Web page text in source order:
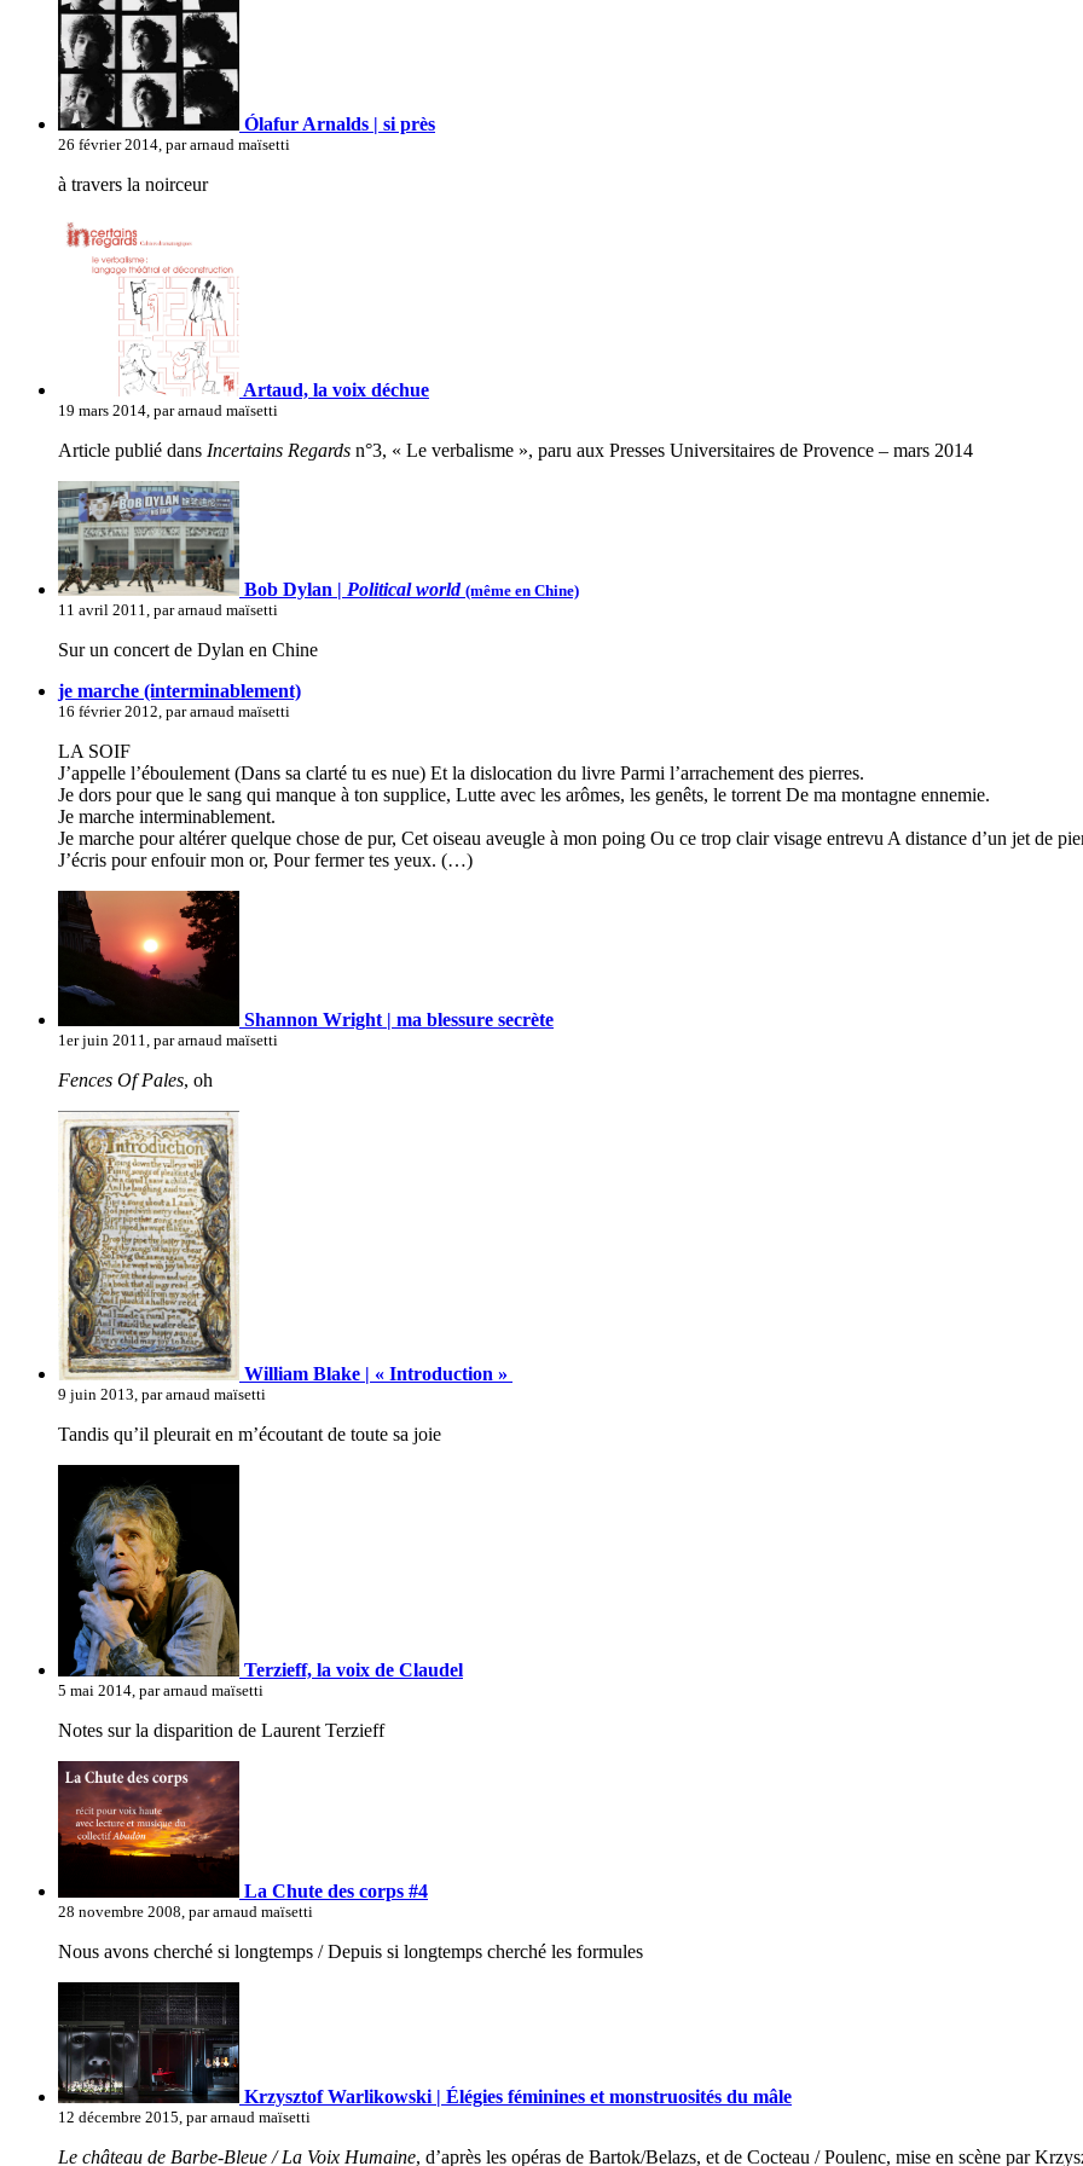
Ólafur Arnalds | si près
26 février 2014, par arnaud maïsetti
à travers la noirceur
Artaud, la voix déchue
19 mars 2014, par arnaud maïsetti
Article publié dans Incertains Regards n°3, « Le verbalisme », paru aux Presses Universitaires de Provence – mars 2014
Bob Dylan | Political world (même en Chine)
11 avril 2011, par arnaud maïsetti
Sur un concert de Dylan en Chine
je marche (interminablement)
16 février 2012, par arnaud maïsetti
LA SOIF
J’appelle l’éboulement (Dans sa clarté tu es nue) Et la dislocation du livre Parmi l’arrachement des pierres.
Je dors pour que le sang qui manque à ton supplice, Lutte avec les arômes, les genêts, le torrent De ma montagne ennemie.
Je marche interminablement.
Je marche pour altérer quelque chose de pur, Cet oiseau aveugle à mon poing Ou ce trop clair visage entrevu A distance d’un jet de
J’écris pour enfouir mon or, Pour fermer tes yeux. (…)
Shannon Wright | ma blessure secrète
1er juin 2011, par arnaud maïsetti
Fences Of Pales, oh
William Blake | « Introduction »
9 juin 2013, par arnaud maïsetti
Tandis qu’il pleurait en m’écoutant de toute sa joie
Terzieff, la voix de Claudel
5 mai 2014, par arnaud maïsetti
Notes sur la disparition de Laurent Terzieff
La Chute des corps #4
28 novembre 2008, par arnaud maïsetti
Nous avons cherché si longtemps / Depuis si longtemps cherché les formules
Krzysztof Warlikowski | Élégies féminines et monstruosités du mâle
12 décembre 2015, par arnaud maïsetti
Le château de Barbe-Bleue / La Voix Humaine, d’après les opéras de Bartok/Belazs, et de Cocteau / Poulenc, mise en scène par